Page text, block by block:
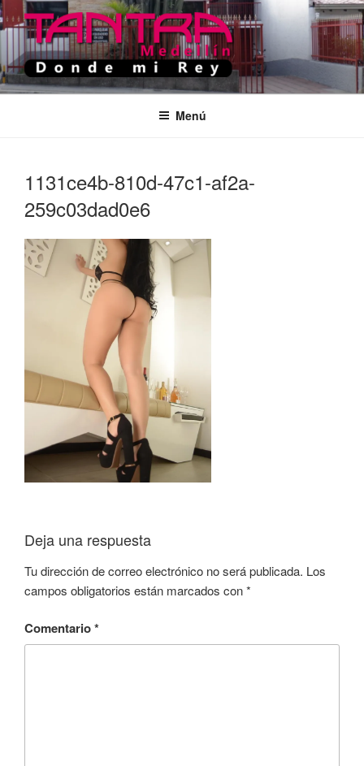
Saltar
al
contenido
TANTRA MEDELLIN
Donde Mi Rey
Menú
1131ce4b-810d-47c1-af2a-
259c03dad0e6
Deja una respuesta
Tu dirección de correo electrónico no será publicada. Los
campos obligatorios están marcados con*
Comentario*